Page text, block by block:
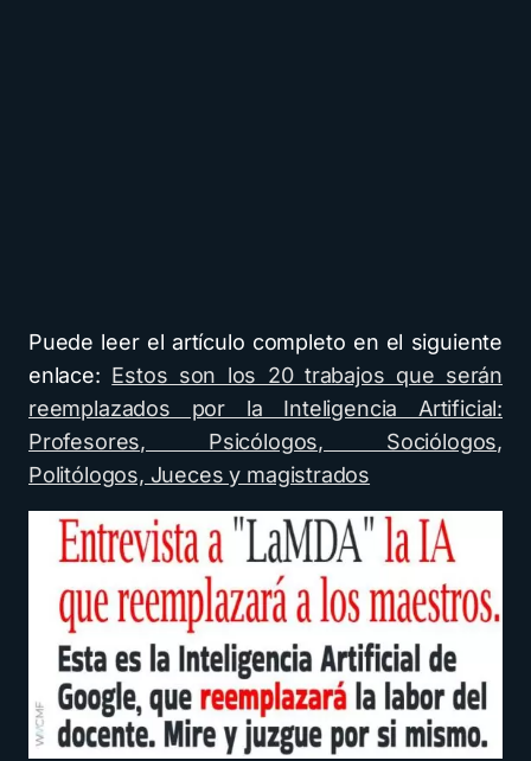
Puede leer el artículo completo en el siguiente
enlace: Estos son los 20 trabajos que serán
reemplazados por la Inteligencia Artificial:
Profesores, Psicólogos, Sociólogos,
Politólogos, Jueces y magistrados